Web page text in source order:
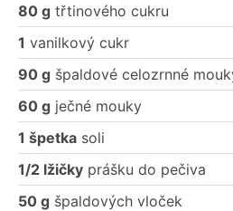
80 g třtinového cukru
1 vanilkový cukr
90 g špaldové celozrnné
60 g ječné mouky
1 špetka soli
1/2 lžičky prášku do pečiva
50 g špaldových vloček